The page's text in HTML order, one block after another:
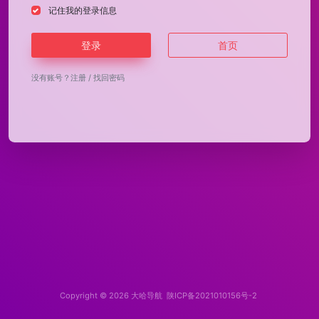
记住我的登录信息
登录 首页
没有账号？ 注册 / 找回密码
Copyright © 2026 大哈导航 陕ICP备2021010156号-2